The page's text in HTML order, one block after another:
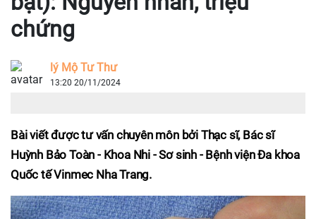
chứng
lý Mộ Tư Thư
13:20 20/11/2024
Bài viết được tư vấn chuyên môn bởi Thạc sĩ, Bác sĩ
Huỳnh Bảo Toàn - Khoa Nhi - Sơ sinh - Bệnh viện Đa khoa
Quốc tế Vinmec Nha Trang.